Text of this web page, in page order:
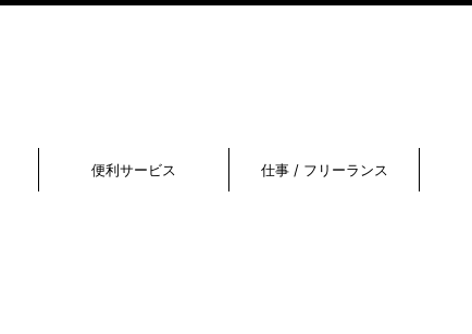
便利サービス 仕事 / フリーランス